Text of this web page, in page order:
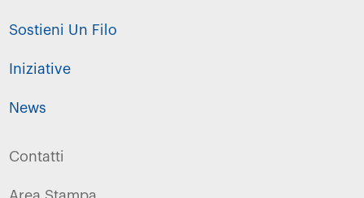
Sostieni Un Filo
Iniziative
News
Contatti